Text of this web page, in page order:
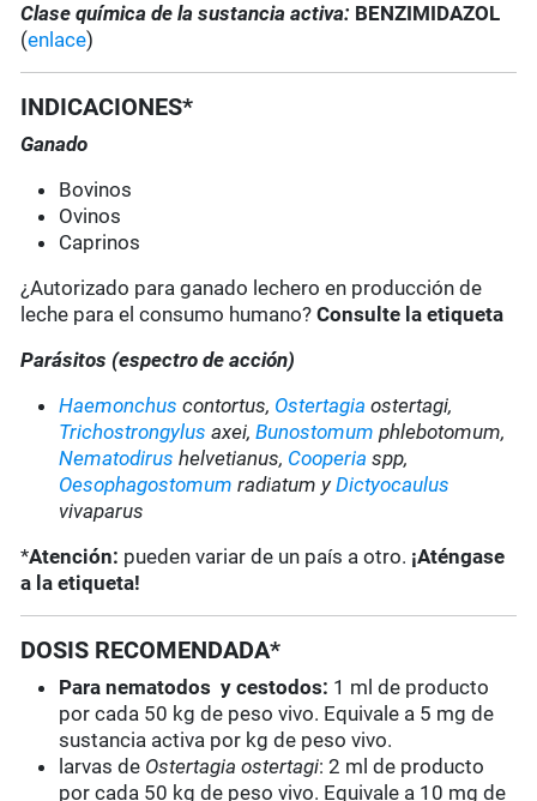
Clase química de la sustancia activa: BENZIMIDAZOL
(enlace)
INDICACIONES*
Ganado
Bovinos
Ovinos
Caprinos
¿Autorizado para ganado lechero en producción de
leche para el consumo humano?Consulte la etiqueta
Parásitos (espectro de acción)
Haemonchus contortus, Ostertagia ostertagi,
Trichostrongylus axei,Bunostomum phlebotomum,
Nematodirus helvetianus, Cooperia spp,
Oesophagostomum radiatum yDictyocaulus
vivaparus
*Atención: pueden variar de un país a otro. ¡Aténgase
a la etiqueta!
DOSIS RECOMENDADA*
Para nematodos y cestodos: 1 ml de producto
por cada 50 kg de peso vivo. Equivale a 5 mg de
sustancia activa por kg de peso vivo.
larvas de Ostertagia ostertagi: 2 ml de producto
por cada 50 kg de peso vivo. Equivale a 10 mg de